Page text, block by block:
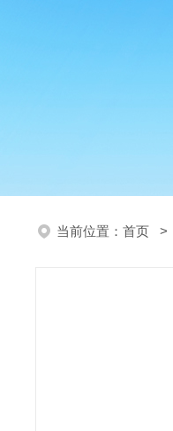
当前位置： 首页 >